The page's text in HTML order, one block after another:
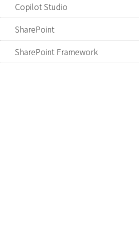
Copilot Studio
SharePoint
SharePoint Framework